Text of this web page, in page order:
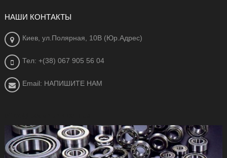
НАШИ КОНТАКТЫ
Киев, ул.Полярная, 10В (Юр.Адрес)
Тел: +(38) 067 905 56 04
Email: НАПИШИТЕ НАМ